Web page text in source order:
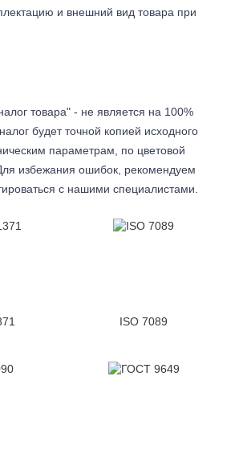
и внешний вид товара при
товара" - не является на 100%
будет точной копией исходного
параметрам, по цветовой
избежания ошибок, рекомендуем
с нашими специалистами.
ISO 7089